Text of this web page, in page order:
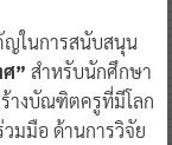
ญในการสนับสนุน
” สำหรับนักศึกษา
างบัณฑิตครูที่มีโลก
มมือ ด้านการวิจัย